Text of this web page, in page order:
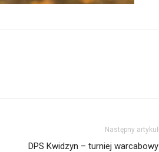
Następny artykuł
DPS Kwidzyn – turniej warcabowy